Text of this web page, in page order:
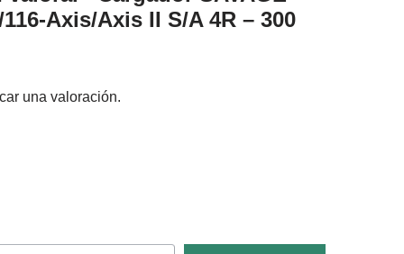
116-Axis/Axis II S/A 4R – 300
una valoración.